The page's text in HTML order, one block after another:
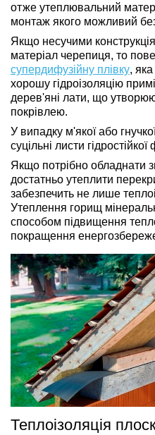
отже утеплювальний
монтаж якого можливий
Якщо несучими
матеріал черепиця, то
супердифузійну плівку,
хорошу гідроізоляцію
дерев'яні лати, що
покрівлею.
У випадку м'якої або
суцільні листи
Якщо потрібно обладнати
достатньо утеплити
забезпечить не лише
Утеплення горищ
способом підвищення
покращення
Теплоізоляція